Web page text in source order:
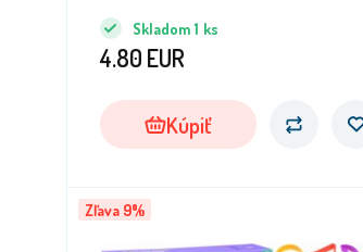
Skladom 1 ks
4.80 EUR
Kúpiť
Zľava 9%